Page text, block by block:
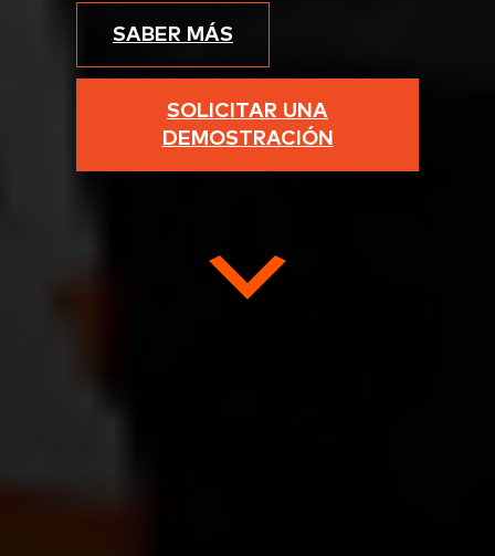
SABER MÁS
SOLICITAR UNA
DEMOSTRACIÓN